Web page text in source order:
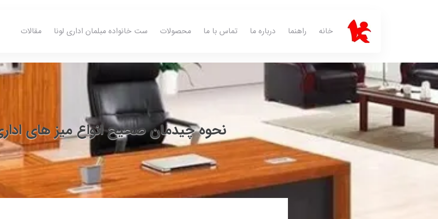
خانه راهنما درباره ما تماس با ما محصولات ست خانواده مبلمان اداری لونا مقالات
نحوه چیدمان صحیح انواع میز های